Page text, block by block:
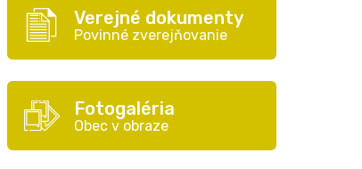
Verejné dokumenty
Povinné zverejňovanie
Fotogaléria
Obec v obraze